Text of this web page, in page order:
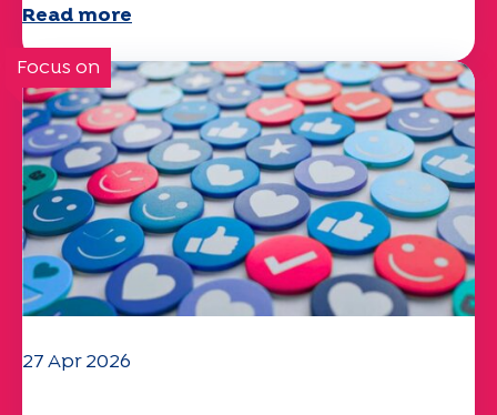
Read more
Focus on
27 Apr 2026